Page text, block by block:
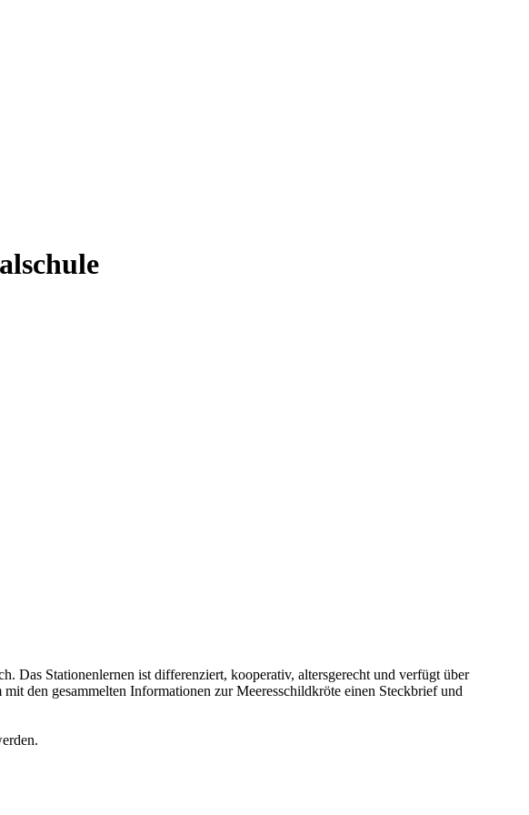
Das Stationenlernen ist differenziert, kooperativ, altersgerecht und verfügt über
den gesammelten Informationen zur Meeresschildkröte einen Steckbrief und